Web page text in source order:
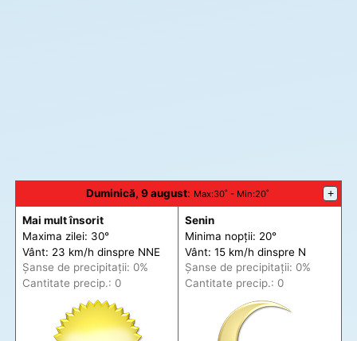
Duminică, 9 august: Max:30˚ - Min:20˚ +
Mai mult însorit
Maxima zilei: 30°
Vânt: 23 km/h dinspre NNE
Șanse de precipitații: 0%
Cantitate precip.: 0
Senin
Minima nopții: 20°
Vânt: 15 km/h dinspre N
Șanse de precipitații: 0%
Cantitate precip.: 0